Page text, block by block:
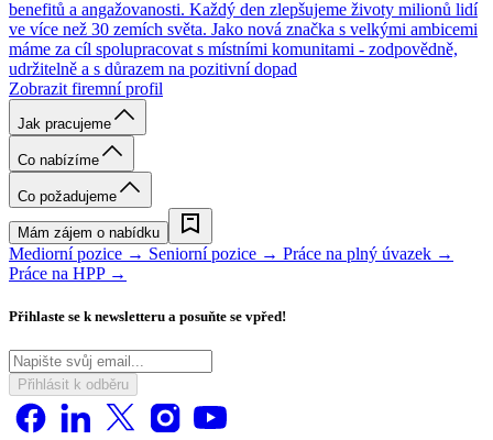
benefitů a angažovanosti. Každý den zlepšujeme životy milionů lidí
ve více než 30 zemích světa. Jako nová značka s velkými ambicemi
máme za cíl spolupracovat s místními komunitami - zodpovědně,
udržitelně a s důrazem na pozitivní dopad
Zobrazit firemní profil
Jak pracujeme
Co nabízíme
Co požadujeme
Mám zájem o nabídku
Mediorní pozice → Seniorní pozice → Práce na plný úvazek →
Práce na HPP →
Přihlaste se k newsletteru a posuňte se vpřed!
Přihlásit k odběru